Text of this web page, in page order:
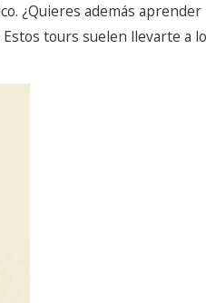
¿Quieres además
tours suelen llevarte a